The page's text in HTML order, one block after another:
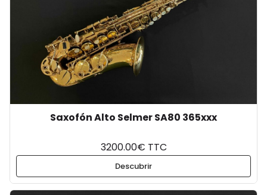
Saxofón Alto Selmer SA80 365xxx
3200.00€ TTC
Descubrir